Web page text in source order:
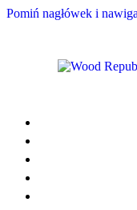
Pomiń nagłówek i